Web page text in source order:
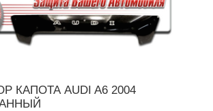
КАПОТА AUDI A6 2004